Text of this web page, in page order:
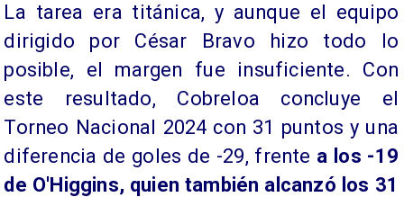
La tarea era titánica, y aunque el equipo
dirigido por César Bravo hizo todo lo
posible, el margen fue insuficiente. Con
este resultado, Cobreloa concluye el
Torneo Nacional 2024 con 31 puntos y una
diferencia de goles de -29, frente a los -19
de O'Higgins, quien también alcanzó los 31